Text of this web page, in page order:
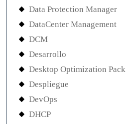
Data Protection Manager
DataCenter Management
DCM
Desarrollo
Desktop Optimization Pack
Despliegue
DevOps
DHCP